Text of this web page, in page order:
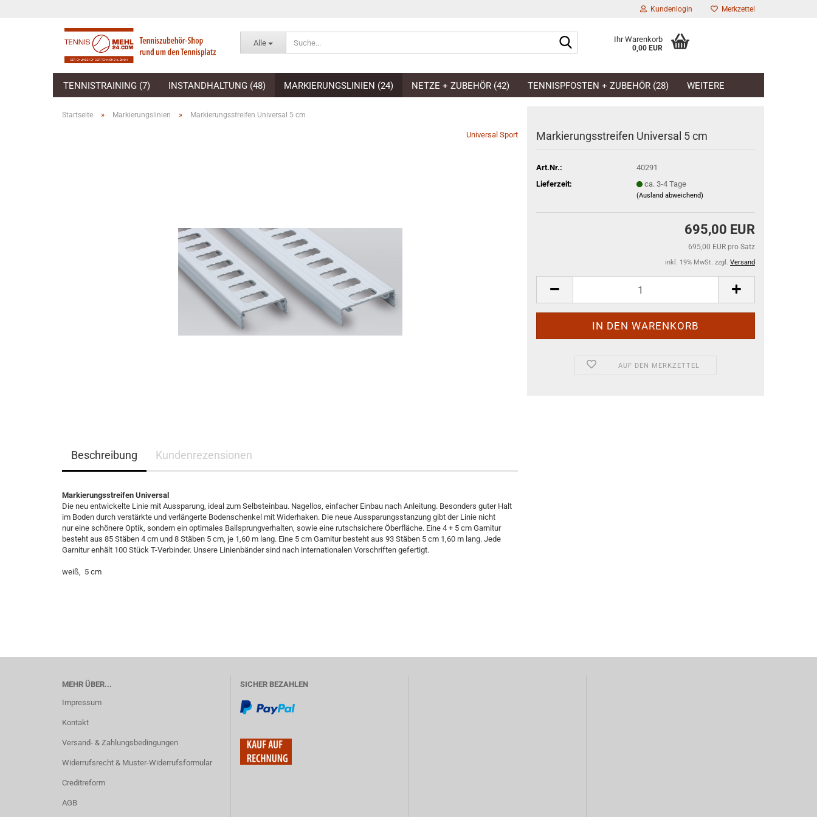
Kundenlogin
E-Mail
Merkzettel
Alle Ihr Warenkorb
0,00 EUR
TENNISTRAINING (7) INSTANDHALTUNG (48) MARKIERUNGSLINIEN (24) NETZE + ZUBEHÖR (42) TENNISPFOSTEN + ZUBEHÖR (28) WEITERE
Startseite » Markierungslinien » Markierungsstreifen Universal 5 cm
Universal Sport Markierungsstreifen Universal 5 cm
Art.Nr.:
40291
Lieferzeit:
ca. 3-4 Tage
(Ausland abweichend)
695,00 EUR
695,00 EUR pro Satz
inkl. 19% MwSt. zzgl. Versand
AUF DEN MERKZETTEL
Beschreibung Kundenrezensionen
Markierungsstreifen Universal
Die neu entwickelte Linie mit Aussparung, ideal zum Selbsteinbau. Nagellos, einfacher Einbau nach Anleitung. Besonders guter Halt
im Boden durch verstärkte und verlängerte Bodenschenkel mit Widerhaken. Die neue Aussparungsstanzung gibt der Linie nicht
nur eine schönere Optik, sondern ein optimales Ballsprungverhalten, sowie eine rutschsichere Öberfläche. Eine 4 + 5 cm Garnitur
besteht aus 85 Stäben 4 cm und 8 Stäben 5 cm, je 1,60 m lang. Eine 5 cm Garnitur besteht aus 93 Stäben 5 cm 1,60 m lang. Jede
Garnitur enhält 100 Stück T-Verbinder. Unsere Linienbänder sind nach internationalen Vorschriften gefertigt.
weiß, 5 cm
MEHR ÜBER...
Impressum
Kontakt
Versand- & Zahlungsbedingungen
Widerrufsrecht & Muster-Widerrufsformular
Creditreform
AGB
SICHER BEZAHLEN